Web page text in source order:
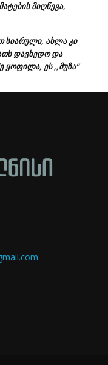
მიღწევა,
სიარული, ახლა კი
დავხედო და
ყოფილა, ეს ,,მუზა“